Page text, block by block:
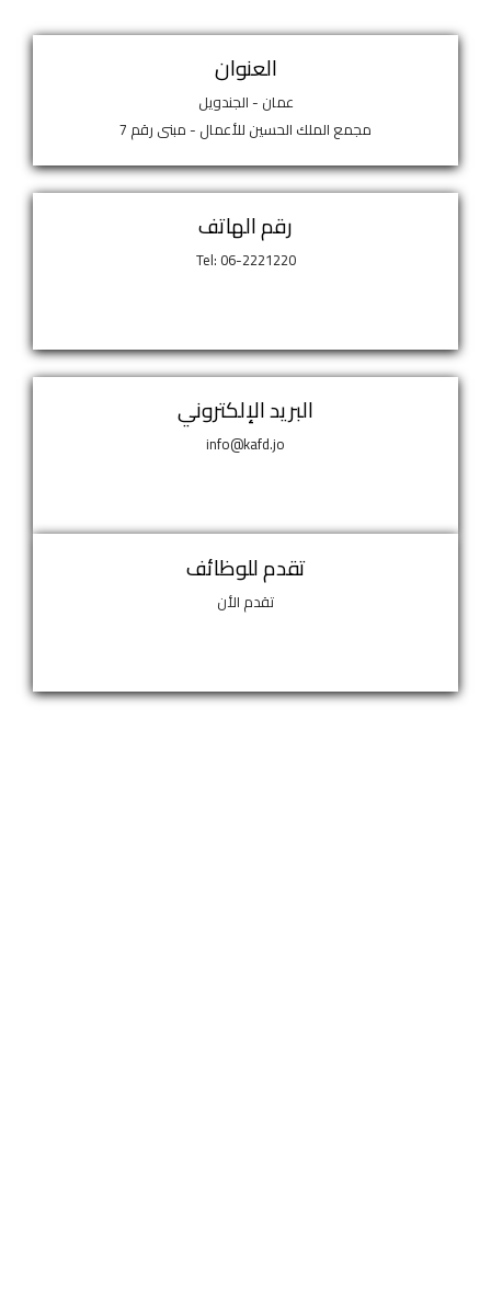
العنوان
عمان - الجندويل
مجمع الملك الحسين للأعمال - مبنى رقم 7
رقم الهاتف
Tel: 06-2221220
البريد الإلكتروني
info@kafd.jo
تقدم للوظائف
تقدم الأن